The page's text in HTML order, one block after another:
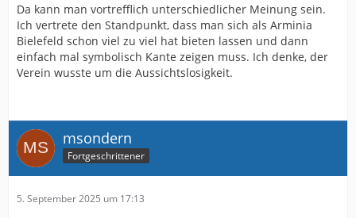
Da kann man vortrefflich unterschiedlicher Meinung sein.
Ich vertrete den Standpunkt, dass man sich als Arminia
Bielefeld schon viel zu viel hat bieten lassen und dann
einfach mal symbolisch Kante zeigen muss. Ich denke, der
Verein wusste um die Aussichtslosigkeit.
msondern
Fortgeschrittener
5. September 2025 um 17:13